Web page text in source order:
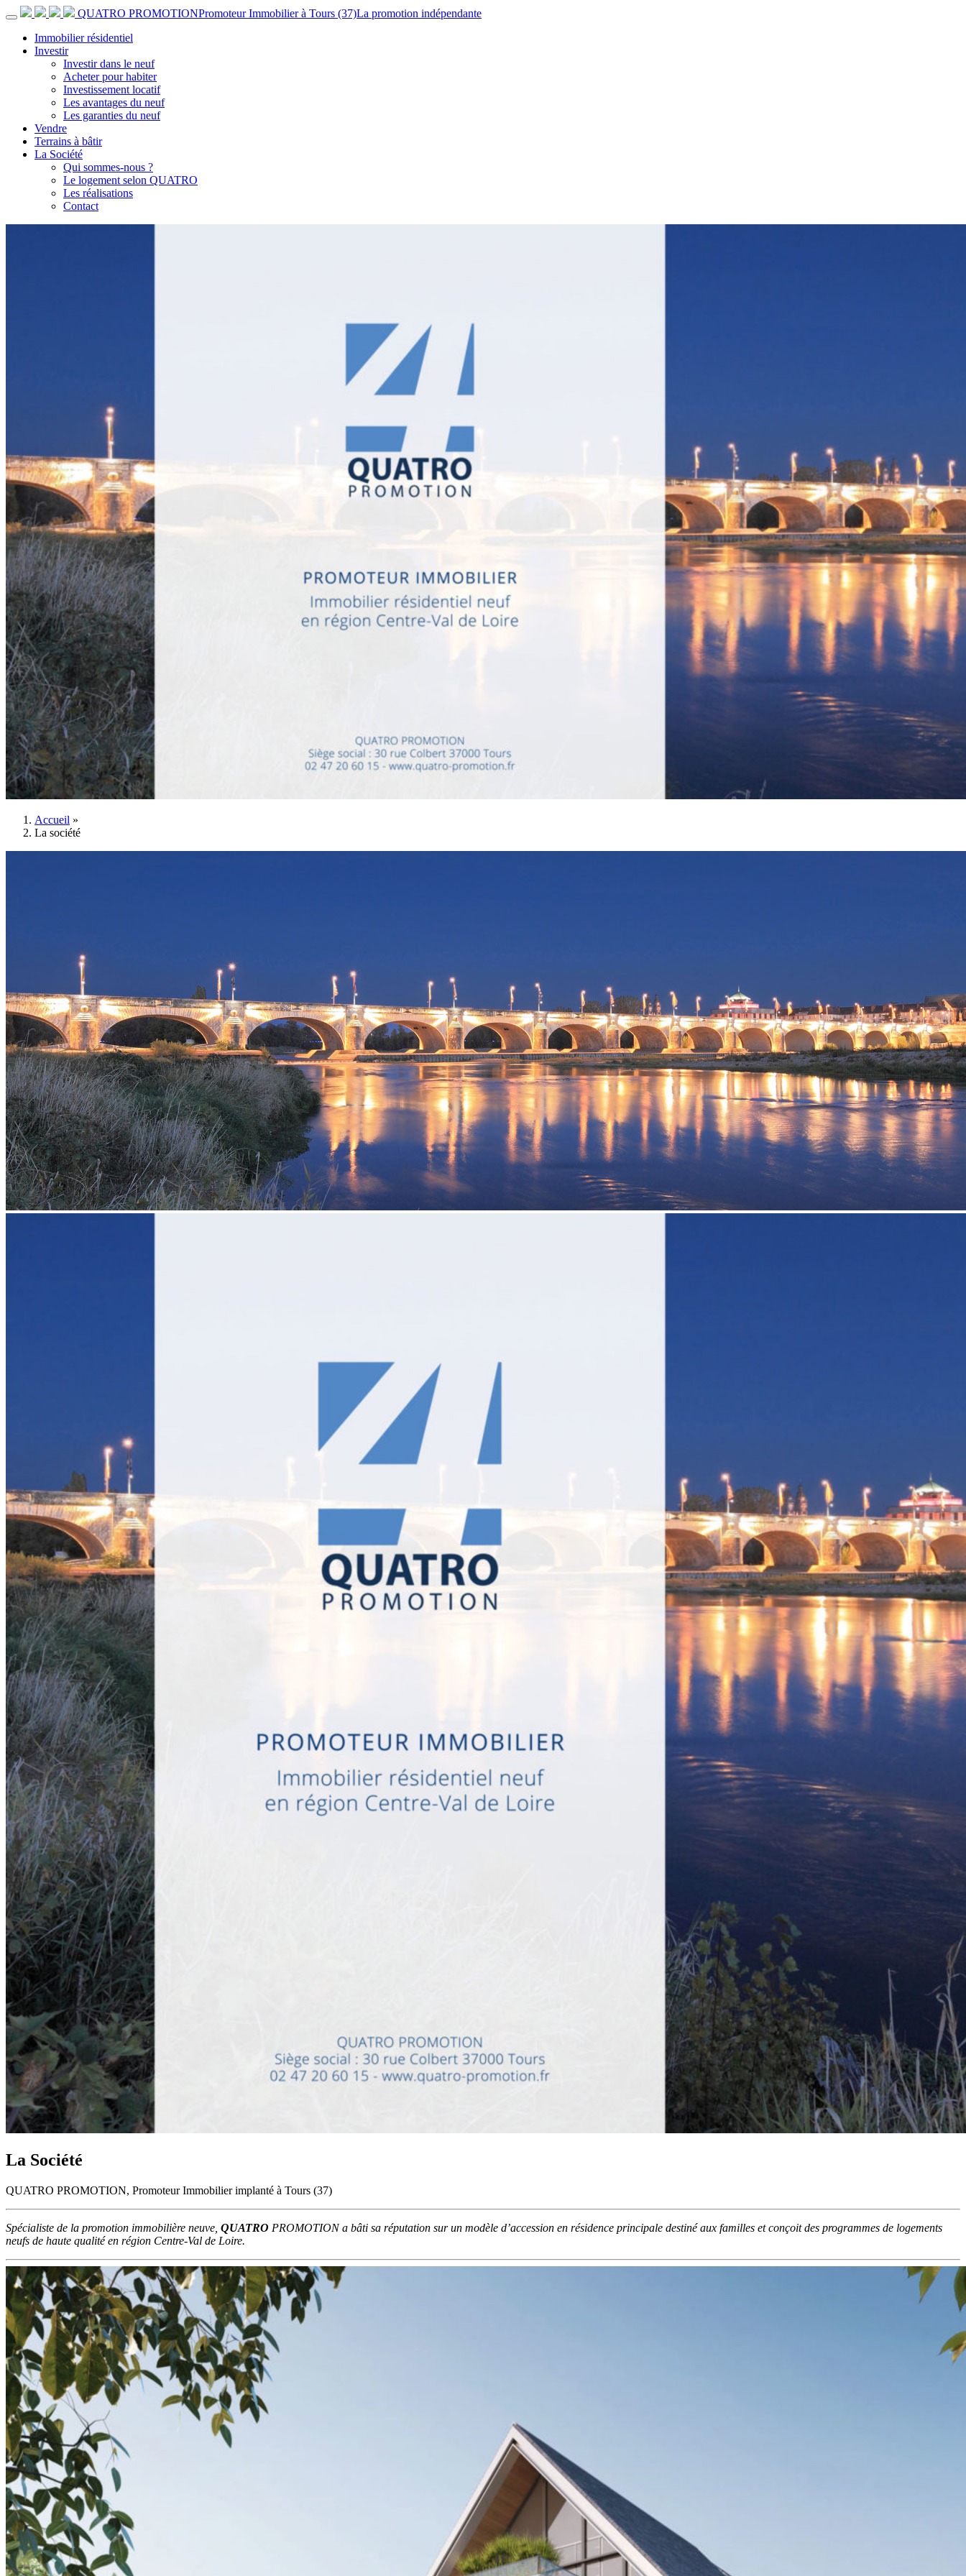
QUATRO PROMOTIONPromoteur Immobilier à Tours (37)La promotion indépendante
Immobilier résidentiel
Investir
Investir dans le neuf
Acheter pour habiter
Investissement locatif
Les avantages du neuf
Les garanties du neuf
Vendre
Terrains à bâtir
La Société
Qui sommes-nous ?
Le logement selon QUATRO
Les réalisations
Contact
Accueil »
La société
La Société
QUATRO PROMOTION, Promoteur Immobilier implanté à Tours (37)
Spécialiste de la promotion immobilière neuve, QUATRO PROMOTION a bâti sa réputation sur un modèle d’accession en résidence principale destiné aux familles et conçoit des programmes de logements
neufs de haute qualité en région Centre-Val de Loire.